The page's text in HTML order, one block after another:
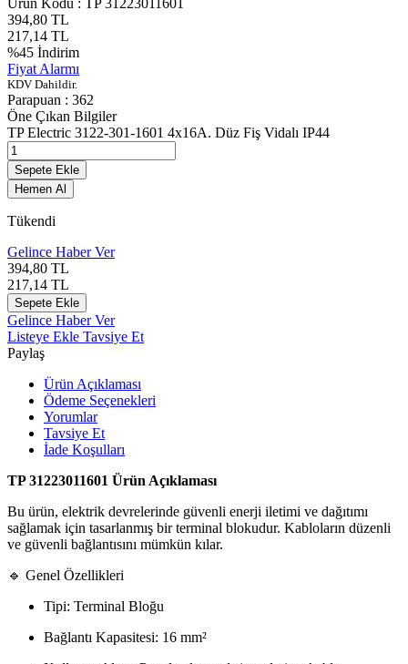
394,80 TL
217,14 TL
%45 İndirim
Fiyat Alarmı
KDV Dahildir.
Parapuan : 362
Öne Çıkan Bilgiler
TP Electric 3122-301-1601 4x16A. Düz Fiş Vidalı IP44
Sepete Ekle
Hemen Al
Tükendi
Gelince Haber Ver
394,80 TL
217,14 TL
Sepete Ekle
Gelince Haber Ver
Listeye Ekle Tavsiye Et
Paylaş
Ürün Açıklaması
Ödeme Seçenekleri
Yorumlar
Tavsiye Et
İade Koşulları
TP 31223011601 Ürün Açıklaması
Bu ürün, elektrik devrelerinde güvenli enerji iletimi ve dağıtımı
sağlamak için tasarlanmış bir terminal blokudur. Kabloların düzenli
ve güvenli bağlantısını mümkün kılar.
🔹 Genel Özellikleri
Tipi: Terminal Bloğu
Bağlantı Kapasitesi: 16 mm²